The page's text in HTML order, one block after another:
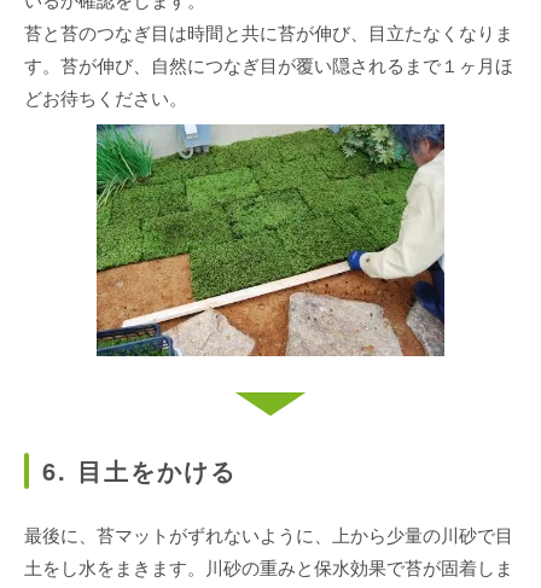
苔と苔のつなぎ目は時間と共に苔が伸び、目立たなくなりま
す。苔が伸び、自然につなぎ目が覆い隠されるまで１ヶ月ほ
どお待ちください。
6. 目土をかける
最後に、苔マットがずれないように、上から少量の川砂で目
土をし水をまきます。川砂の重みと保水効果で苔が固着しま